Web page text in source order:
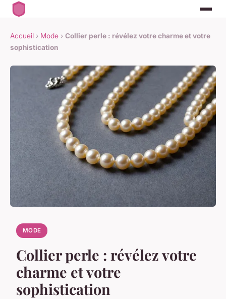
Accueil › Mode › Collier perle : révélez votre charme et votre
sophistication
MODE
Collier perle : révélez votre
charme et votre
sophistication